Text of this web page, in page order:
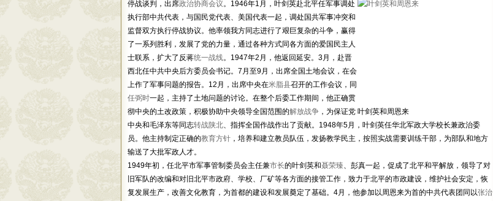
叶剑英和周恩来
停战谈判，出席政治协商会议。1946年1月，叶剑英赴北平任军事调处
执行部中共代表，与国民党代表、美国代表一起，调处国共军事冲突和
监督双方执行停战协议。他率领我方同志进行了艰巨复杂的斗争，赢得
了一系列胜利，发展了党的力量，通过各种方式同各方面的爱国民主人
士联系，扩大了反蒋统一战线。1947年2月，他返回延安。3月，赴晋
西北任中共中央后方委员会书记。7月至9月，出席全国土地会议，在会
上作了军事问题的报告。12月，出席中央在米脂县召开的工作会议，同
任弼时一起，主持了土地问题的讨论。在整个后委工作期间，他正确贯
彻中央的土改政策，积极协助中央领导全国范围的解放战争 ，为保证党
中央和毛泽东等同志转战陕北、指挥全国作战作出了贡献。1948年5月，叶剑英任华北军政大学校长兼政治委
员。他主持制定正确的教育方针 ，培养和建立教员队伍，发扬教学民主，按照实战需要训练干部，为部队和地方
输送了大批军政人才。
1949年初，任北平市军事管制委员会主任兼市长的叶剑英和聂荣臻、彭真一起，促成了北平和平解放，领导了对
旧军队的改编和对旧北平市政府、学校、厂矿等各方面的接管工作，致力于北平的市政建设，维护社会安定，恢
复发展生产，改善文化教育，为首都的建设和发展奠定了基础。4月，他参加以周恩来为首的中共代表团同以张治